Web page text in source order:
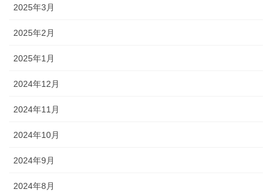
2025年3月
2025年2月
2025年1月
2024年12月
2024年11月
2024年10月
2024年9月
2024年8月